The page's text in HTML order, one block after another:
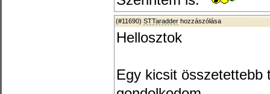
(#11690) STTaradder hozzászólása
Hellosztok
Egy kicsit összetettebb